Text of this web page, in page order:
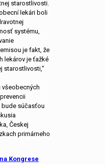
starostlivosti.
lekári boli
systému,
je fakt, že
lekárov je ťažké
starostlivosti,“
bude súčasťou
Českej
primárneho
Kongrese